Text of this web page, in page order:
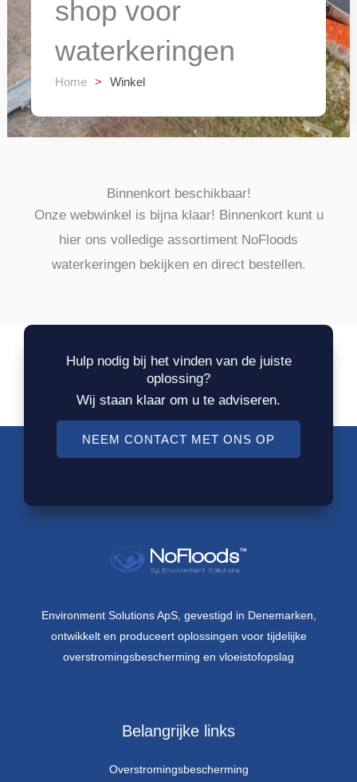
shop voor
waterkeringen
Home > Winkel
Binnenkort beschikbaar!
Onze webwinkel is bijna klaar! Binnenkort kunt u
hier ons volledige assortiment NoFloods
waterkeringen bekijken en direct bestellen.
Hulp nodig bij het vinden van de juiste
oplossing?
Wij staan klaar om u te adviseren.
NEEM CONTACT MET ONS OP
Environment Solutions ApS, gevestigd in Denemarken,
ontwikkelt en produceert oplossingen voor tijdelijke
overstromingsbescherming en vloeistofopslag
Belangrijke links
Overstromingsbescherming